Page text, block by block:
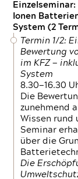
Ionen
System (2
Termin 1/2:
Bewertung
im KFZ —
System
8.30—16.30
Die
zunehmend
Wissen rund
Seminar
über die
Die